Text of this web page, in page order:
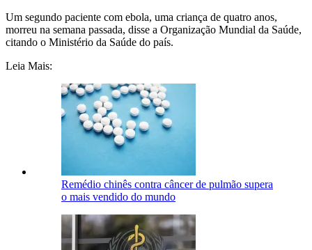
Um segundo paciente com ebola, uma criança de quatro anos,
morreu na semana passada, disse a Organização Mundial da Saúde,
citando o Ministério da Saúde do país.
Leia Mais:
Remédio chinês contra câncer de pulmão supera
o mais vendido do mundo